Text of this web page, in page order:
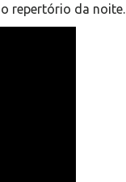
repertório da noite.